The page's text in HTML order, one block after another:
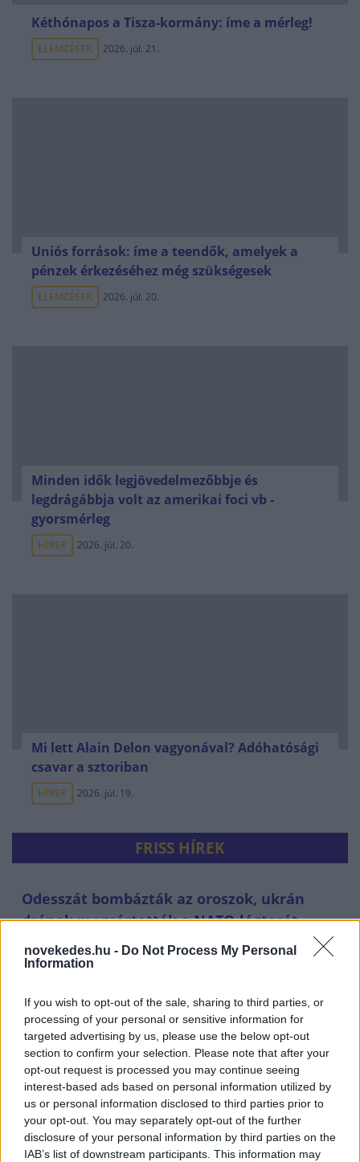
novekedes.hu - Do Not Process My Personal
Information
If you wish to opt-out of the sale, sharing to third parties, or
processing of your personal or sensitive information for
targeted advertising by us, please use the below opt-out
section to confirm your selection. Please note that after your
opt-out request is processed you may continue seeing
interest-based ads based on personal information utilized by
us or personal information disclosed to third parties prior to
your opt-out. You may separately opt-out of the further
disclosure of your personal information by third parties on the
IAB’s list of downstream participants. This information may
Kéthónapos a Tisza-kormány: íme a mérleg!
ELEMZÉSEK 2026. júl. 21.
Uniós források: íme a teendők, amelyek a
pénzek érkezéséhez még szükségesek
ELEMZÉSEK 2026. júl. 20.
Minden idők legjövedelmezőbbje és
legdrágábbja volt az amerikai foci vb -
gyorsmérleg
HÍREK 2026. júl. 20.
Mi lett Alain Delon vagyonával? Adóhatósági
csavar a sztoriban
HÍREK 2026. júl. 19.
FRISS HÍREK
Odesszát bombázták az oroszok, ukrán
drónok megsértették a NATO-légterét
HÍREK 23 perce